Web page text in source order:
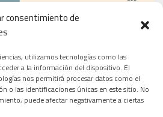
consentimiento de
utilizamos tecnologías como las
a la información del dispositivo. El
nos permitirá procesar datos como el
o las identificaciones únicas en este sitio. No
puede afectar negativamente a ciertas